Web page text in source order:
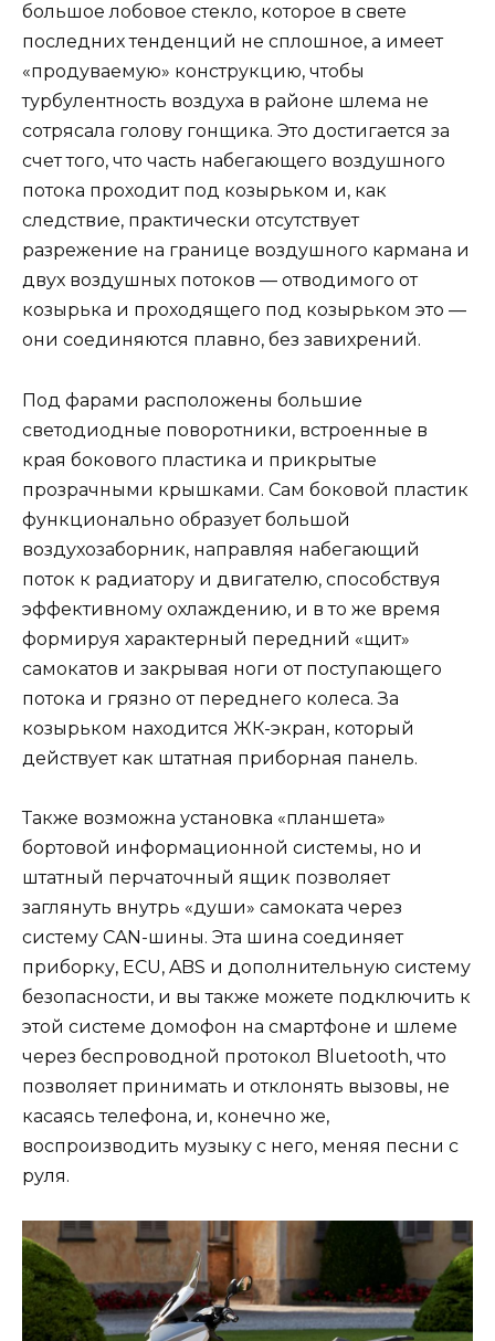
большое лобовое стекло, которое в свете
последних тенденций не сплошное, а имеет
«продуваемую» конструкцию, чтобы
турбулентность воздуха в районе шлема не
сотрясала голову гонщика. Это достигается за
счет того, что часть набегающего воздушного
потока проходит под козырьком и, как
следствие, практически отсутствует
разрежение на границе воздушного кармана и
двух воздушных потоков — отводимого от
козырька и проходящего под козырьком это —
они соединяются плавно, без завихрений.
Под фарами расположены большие
светодиодные поворотники, встроенные в
края бокового пластика и прикрытые
прозрачными крышками. Сам боковой пластик
функционально образует большой
воздухозаборник, направляя набегающий
поток к радиатору и двигателю, способствуя
эффективному охлаждению, и в то же время
формируя характерный передний «щит»
самокатов и закрывая ноги от поступающего
потока и грязно от переднего колеса. За
козырьком находится ЖК-экран, который
действует как штатная приборная панель.
Также возможна установка «планшета»
бортовой информационной системы, но и
штатный перчаточный ящик позволяет
заглянуть внутрь «души» самоката через
систему CAN-шины. Эта шина соединяет
приборку, ECU, ABS и дополнительную систему
безопасности, и вы также можете подключить к
этой системе домофон на смартфоне и шлеме
через беспроводной протокол Bluetooth, что
позволяет принимать и отклонять вызовы, не
касаясь телефона, и, конечно же,
воспроизводить музыку с него, меняя песни с
руля.